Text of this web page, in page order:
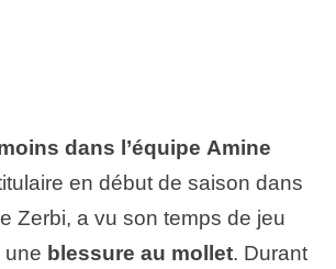
dans l’équipe Amine
en début de saison dans
Zerbi, a vu son temps de jeu
une blessure au mollet. Durant